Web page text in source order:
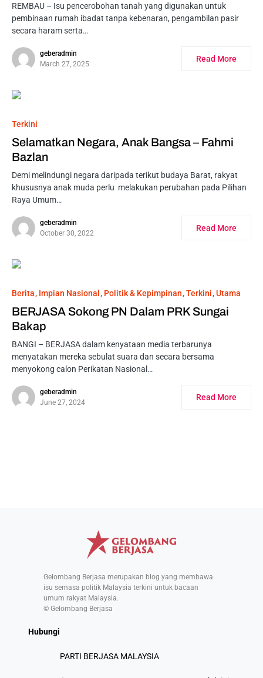
REMBAU – Isu pencerobohan tanah yang digunakan untuk
pembinaan rumah ibadat tanpa kebenaran, pengambilan pasir
secara haram serta…
geberadmin
March 27, 2025
Read More
Terkini
Selamatkan Negara, Anak Bangsa – Fahmi
Bazlan
Demi melindungi negara daripada terikut budaya Barat, rakyat
khususnya anak muda perlu melakukan perubahan pada Pilihan
Raya Umum…
geberadmin
October 30, 2022
Read More
Berita Impian Nasional Politik & Kepimpinan Terkini Utama
BERJASA Sokong PN Dalam PRK Sungai
Bakap
BANGI – BERJASA dalam kenyataan media terbarunya
menyatakan mereka sebulat suara dan secara bersama
menyokong calon Perikatan Nasional…
geberadmin
June 27, 2024
Read More
Gelombang Berjasa merupakan blog yang membawa
isu semasa politik Malaysia terkini untuk bacaan
umum rakyat Malaysia.
© Gelombang Berjasa
Hubungi
PARTI BERJASA MALAYSIA